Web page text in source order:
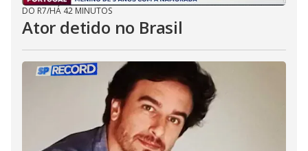
DO R7/HÁ 42 MINUTOS
Ator detido no Brasil